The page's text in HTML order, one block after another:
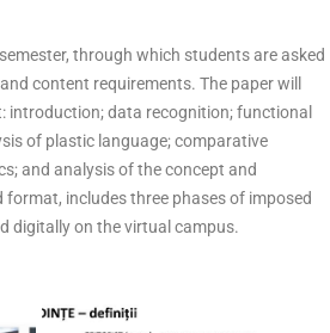
through which students are asked
content requirements. The paper will
introduction; data recognition; functional
of plastic language; comparative
and analysis of the concept and
includes three phases of imposed
digitally on the virtual campus.